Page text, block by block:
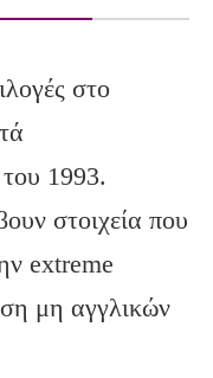
στο
1993.
στοιχεία που
extreme
μη αγγλικών